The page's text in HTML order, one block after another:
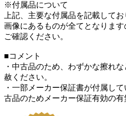
※付属品について
上記、主要な付属品を記載してお
画像にあるものが全てとなりま
ご確認ください。
■コメント
・中古品のため、わずかな擦れ
赦ください。
・一部メーカー保証書が付属し
古品のためメーカー保証有効の有